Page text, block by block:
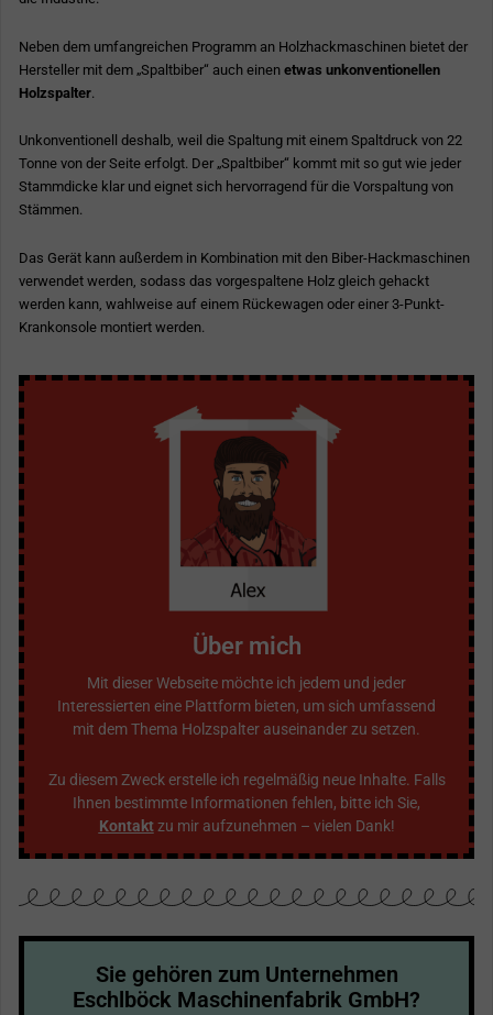
Neben dem umfangreichen Programm an Holzhackmaschinen bietet der
Hersteller mit dem „Spaltbiber“ auch einen etwas unkonventionellen
Holzspalter.
Unkonventionell deshalb, weil die Spaltung mit einem Spaltdruck von 22
Tonne von der Seite erfolgt. Der „Spaltbiber“ kommt mit so gut wie jeder
Stammdicke klar und eignet sich hervorragend für die Vorspaltung von
Stämmen.
Das Gerät kann außerdem in Kombination mit den Biber-Hackmaschinen
verwendet werden, sodass das vorgespaltene Holz gleich gehackt
werden kann, wahlweise auf einem Rückewagen oder einer 3-Punkt-
Krankonsole montiert werden.
Über mich
Mit dieser Webseite möchte ich jedem und jeder
Interessierten eine Plattform bieten, um sich umfassend
mit dem Thema Holzspalter auseinander zu setzen.
Zu diesem Zweck erstelle ich regelmäßig neue Inhalte. Falls
Ihnen bestimmte Informationen fehlen, bitte ich Sie,
Kontaktzu mir aufzunehmen – vielen Dank!
Sie gehören zum Unternehmen
Eschlböck Maschinenfabrik GmbH?